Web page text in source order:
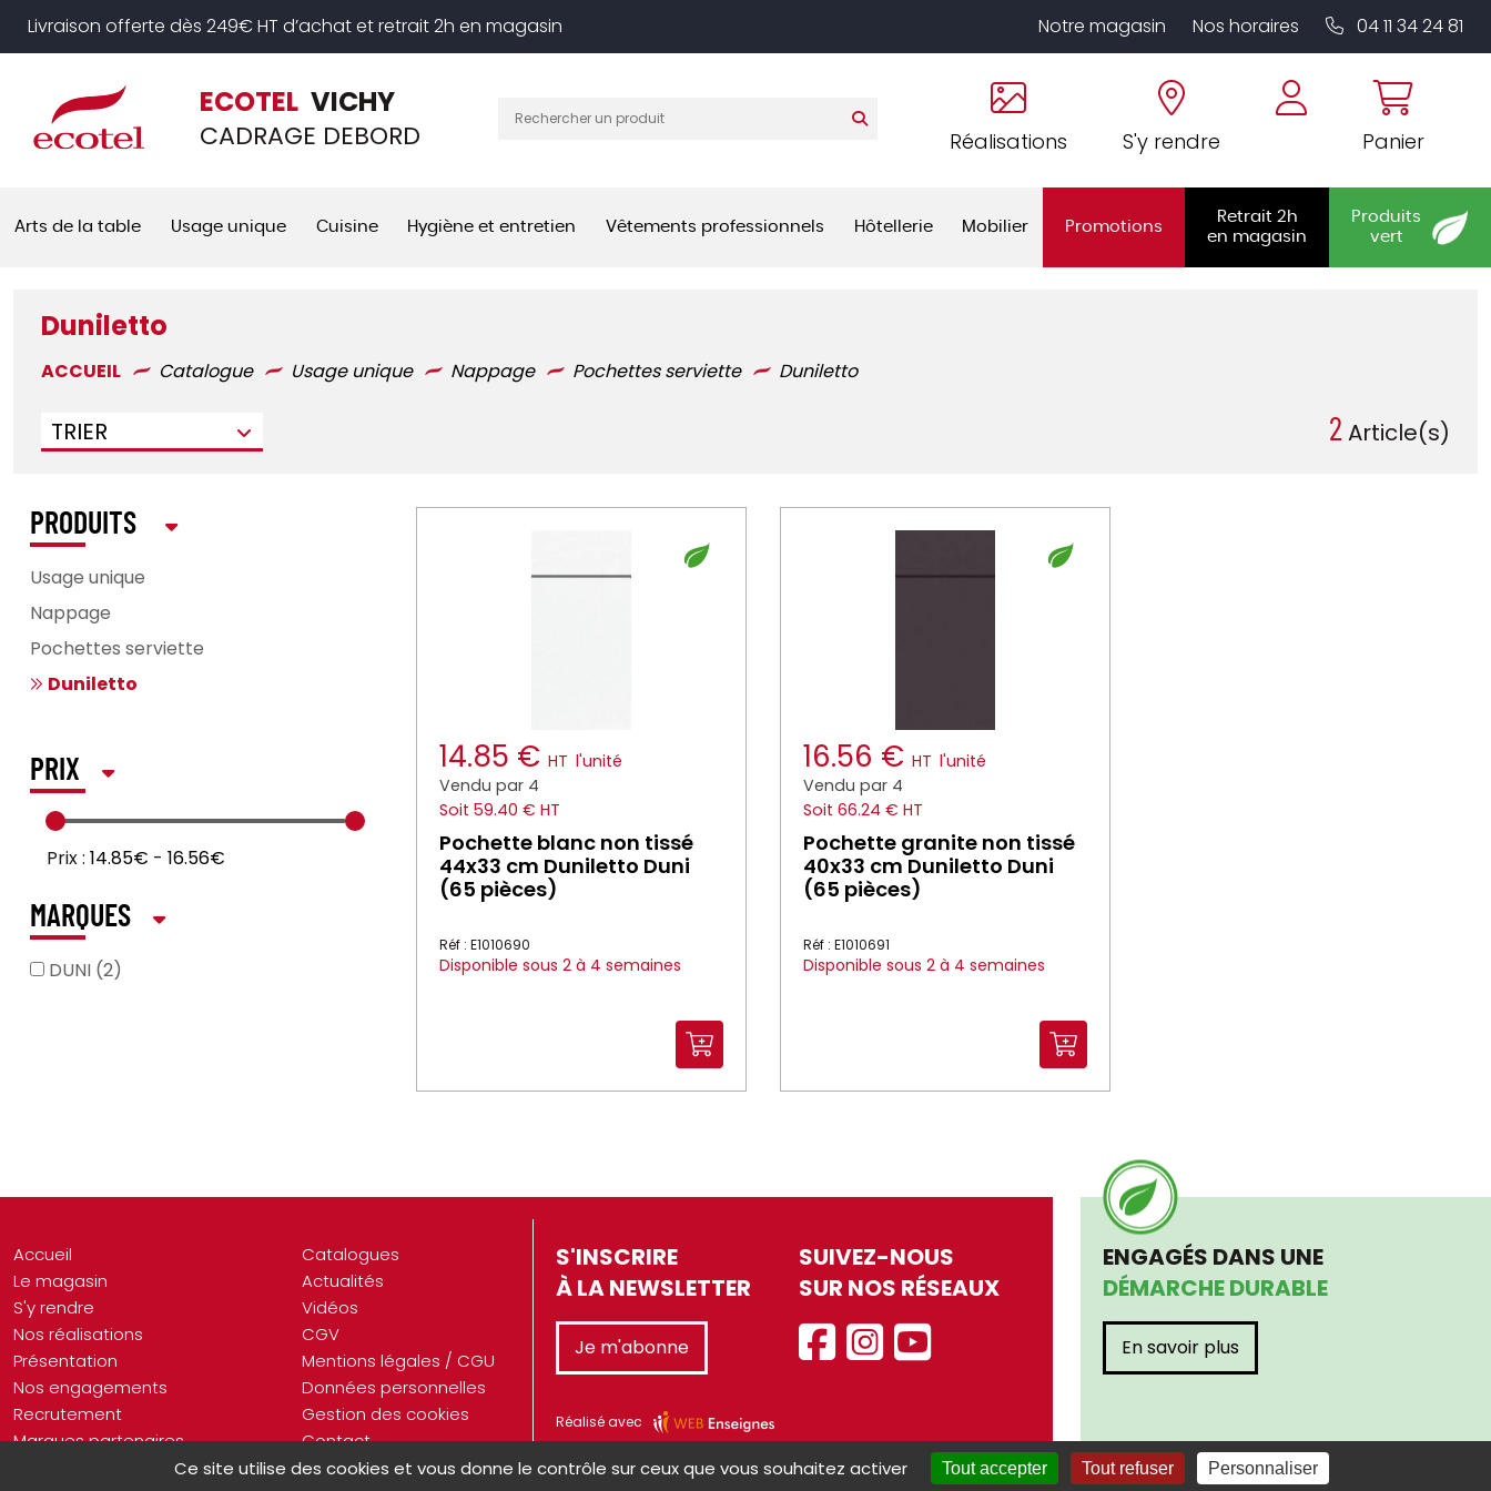
Livraison offerte dès 249€ HT d’achat et retrait 2h en magasin Notre magasin Nos horaires 04 11 34 24 81
ECOTEL VICHY
CADRAGE DEBORD Réalisations S'y rendre Panier
Arts de la table Usage unique Cuisine Hygiène et entretien Vêtements professionnels Hôtellerie Mobilier Promotions
Retrait 2h
en magasin
Produits
vert
Duniletto
ACCUEIL Catalogue Usage unique Nappage Pochettes serviette Duniletto
TRIER 2Article(s)
14.85 € HT l'unité
Vendu par 4
Soit 59.40 € HT
Pochette blanc non tissé
44x33 cm Duniletto Duni
(65 pièces)
Réf : E1010690
Disponible sous 2 à 4 semaines
16.56 € HT l'unité
Vendu par 4
Soit 66.24 € HT
Pochette granite non tissé
40x33 cm Duniletto Duni
(65 pièces)
Réf : E1010691
Disponible sous 2 à 4 semaines
PRODUITS
Usage unique
Nappage
Pochettes serviette
Duniletto
PRIX
Prix : 14.85€ - 16.56€
MARQUES
DUNI (2)
Accueil
Le magasin
S'y rendre
Nos réalisations
Présentation
Nos engagements
Recrutement
Marques partenaires
Catalogues
Actualités
Vidéos
CGV
Mentions légales / CGU
Données personnelles
Gestion des cookies
Contact
S'INSCRIRE
À LA NEWSLETTER
Je m'abonne
SUIVEZ-NOUS
SUR NOS RÉSEAUX
Réalisé avec
ENGAGÉS DANS UNE
DÉMARCHE DURABLE
En savoir plus
Panneau de gestion des cookies
Ce site utilise des cookies et vous donne le contrôle sur ceux que vous souhaitez activer Tout accepter Tout refuser Personnaliser